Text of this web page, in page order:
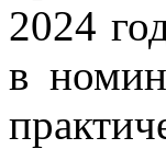
2024
в